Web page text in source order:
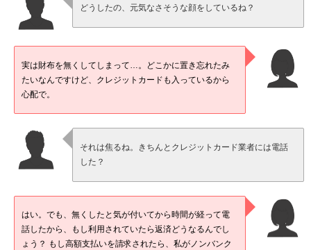
どうしたの、元気なさそうな顔をしているね？
実は財布を無くしてしまって…。どこかに置き忘れたみ
たいなんですけど、クレジットカードも入っているから
心配で。
それは焦るね。きちんとクレジットカード業者には電話
した？
はい。でも、無くしたと気が付いてから時間が経って電
話したから、もし利用されていたら返済どうなるんでし
ょう？ もし高額支払いを請求されたら、私がノンバンク